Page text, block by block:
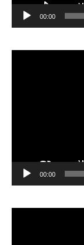
00:00
00:00